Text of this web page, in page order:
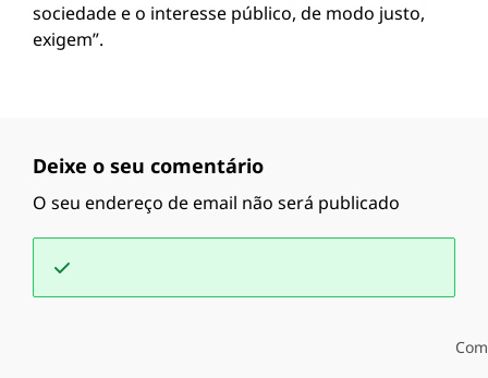
sociedade e o interesse público, de modo justo,
exigem”.
Deixe o seu comentário
O seu endereço de email não será publicado